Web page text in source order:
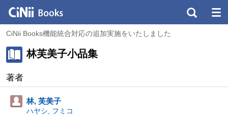
CiNii Books機能統合対応の追加実施をいたしました
林芙美子小品集
著者
林, 芙美子
ハヤシ, フミコ